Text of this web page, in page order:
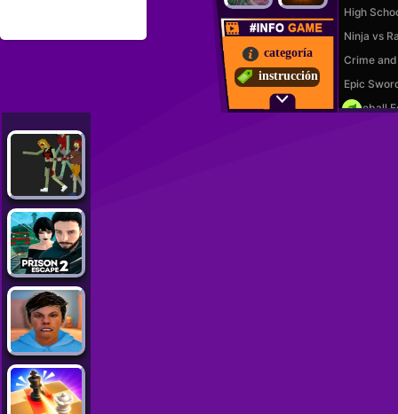
categoría
instrucción